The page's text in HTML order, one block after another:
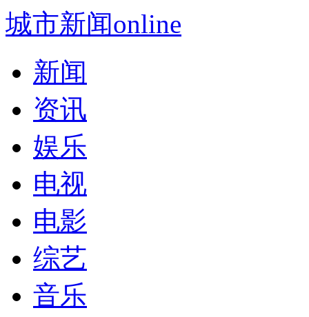
城市新闻online
新闻
资讯
娱乐
电视
电影
综艺
音乐